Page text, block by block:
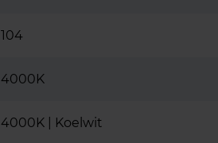
104
4000K
4000K | Koelwit